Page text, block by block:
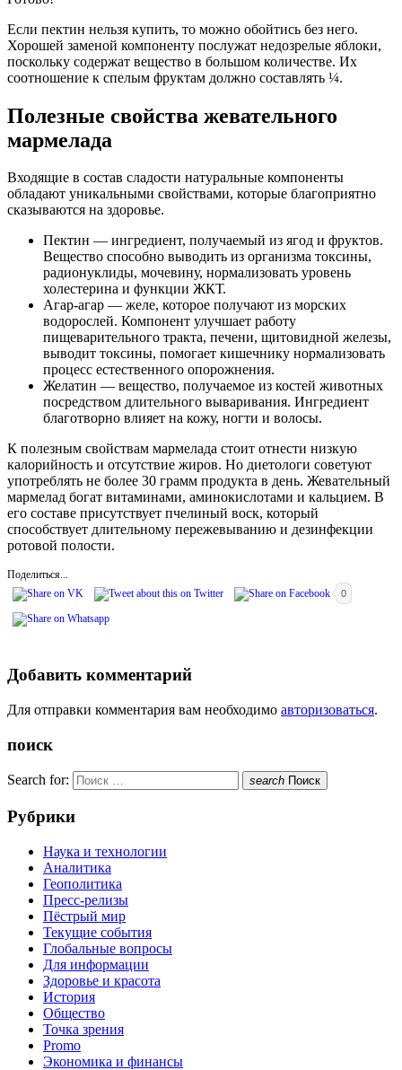
Если пектин нельзя купить, то можно обойтись без него.
Хорошей заменой компоненту послужат недозрелые яблоки,
поскольку содержат вещество в большом количестве. Их
соотношение к спелым фруктам должно составлять ¼.
Полезные свойства жевательного
мармелада
Входящие в состав сладости натуральные компоненты
обладают уникальными свойствами, которые благоприятно
сказываются на здоровье.
Пектин — ингредиент, получаемый из ягод и фруктов.
Вещество способно выводить из организма токсины,
радионуклиды, мочевину, нормализовать уровень
холестерина и функции ЖКТ.
Агар-агар — желе, которое получают из морских
водорослей. Компонент улучшает работу
пищеварительного тракта, печени, щитовидной железы,
выводит токсины, помогает кишечнику нормализовать
процесс естественного опорожнения.
Желатин — вещество, получаемое из костей животных
посредством длительного вываривания. Ингредиент
благотворно влияет на кожу, ногти и волосы.
К полезным свойствам мармелада стоит отнести низкую
калорийность и отсутствие жиров. Но диетологи советуют
употреблять не более 30 грамм продукта в день. Жевательный
мармелад богат витаминами, аминокислотами и кальцием. В
его составе присутствует пчелиный воск, который
способствует длительному пережевыванию и дезинфекции
ротовой полости.
Поделиться...
0
Добавить комментарий
Для отправки комментария вам необходимо авторизоваться.
поиск
Search for: search Поиск
Рубрики
Наука и технологии
Аналитика
Геополитика
Пресс-релизы
Пёстрый мир
Текущие события
Глобальные вопросы
Для информации
Здоровье и красота
История
Общество
Точка зрения
Promo
Экономика и финансы